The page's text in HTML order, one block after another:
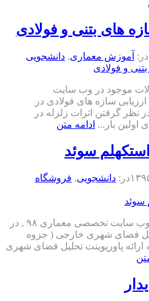
های بتنی و فولادی
در: آموزش معماری, دانشجویی
موجود در وب سایت
به بررسی ارزیابی سازه های فولادی در
نظر گرفتن اثرات زلزله در
بار... ادامه متن
سوئد
در: دانشجویی, فروشگاه
با سلام خدمت تمامی کاربران وب سایت تخصصی معماری ۹۸ , در
فضای شهری خارجی ( جزوه
پاورپوینت تحلیل فضای شهری